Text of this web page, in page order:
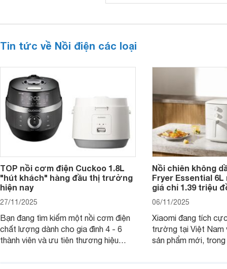
Tin tức về Nồi điện các loại
TOP nồi cơm điện Cuckoo 1.8L
"hút khách" hàng đầu thị trường
hiện nay
27/11/2025
Bạn đang tìm kiếm một nồi cơm điện
chất lượng dành cho gia đình 4 - 6
thành viên và ưu tiên thương hiệu
Nồi chiên không
Fryer Essential
giá chỉ 1.39 triệu
06/11/2025
Xiaomi đang tích
trường tại Việt Nam
sản phẩm mới,